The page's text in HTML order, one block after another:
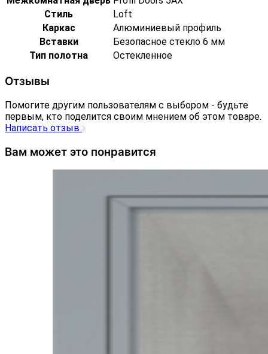
Стиль
Loft
Каркас
Алюминиевый профиль
Вставки
Безопасное стекло 6 мм
Тип полотна
Остекленное
Отзывы
Помогите другим пользователям с выбором - будьте
первым, кто поделится своим мнением об этом товаре.
Написать отзыв
Вам может это понравится